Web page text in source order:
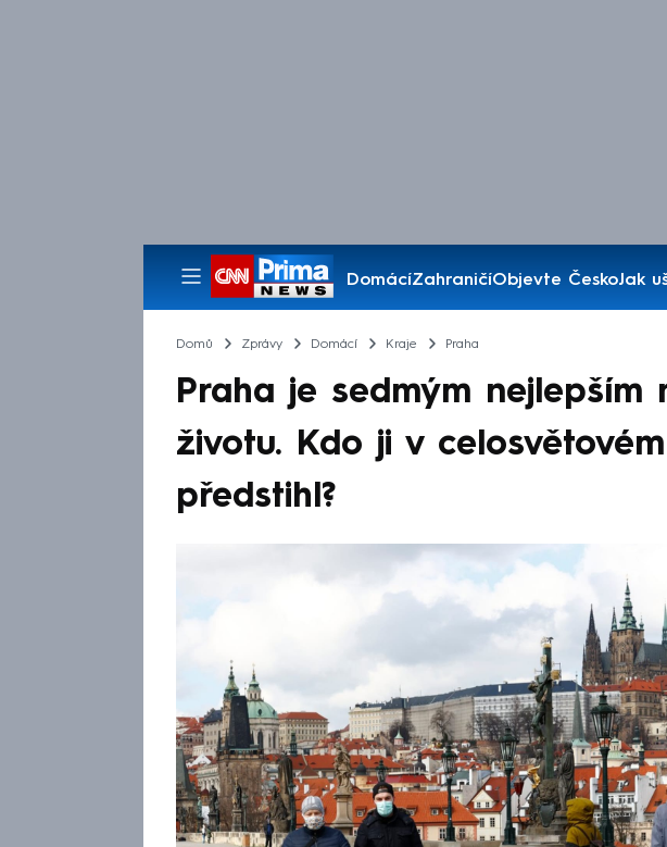
DomácíZahraničíObjevte ČeskoJak
Pořady
Domů Zprávy Domácí Kraje Praha
Praha je sedmým nejlepším
životu. Kdo ji v
předstihl?